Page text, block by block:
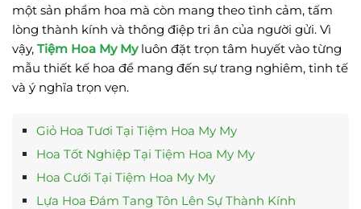
một sản phẩm hoa mà còn mang theo tình cảm, tấm
lòng thành kính và thông điệp tri ân của người gửi. Vì
vậy, Tiệm Hoa My Myluôn đặt trọn tâm huyết vào từng
mẫu thiết kế hoa để mang đến sự trang nghiêm, tinh tế
và ý nghĩa trọn vẹn.
Giỏ Hoa Tươi Tại Tiệm Hoa My My
Hoa Tốt Nghiệp Tại Tiệm Hoa My My
Hoa Cưới Tại Tiệm Hoa My My
Lựa Hoa Đám Tang Tôn Lên Sự Thành Kính